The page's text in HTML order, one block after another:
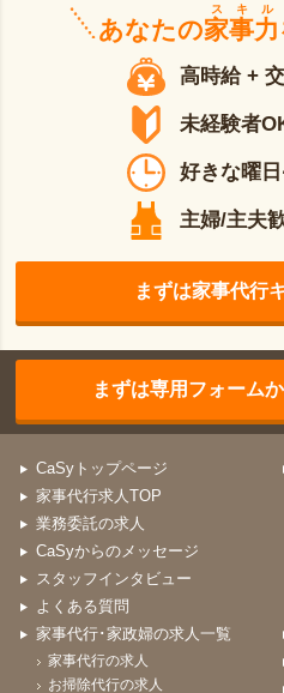
あなたの家事力
スキル
高時給 +
未経験者
好きな曜
主婦/主夫
まずは家事代行
まずは専用フォーム
CaSyトップページ
家事代行求人TOP
業務委託の求人
CaSyからのメッセージ
スタッフインタビュー
よくある質問
家事代行･家政婦の求人一覧
家事代行の求人
お掃除代行の求人